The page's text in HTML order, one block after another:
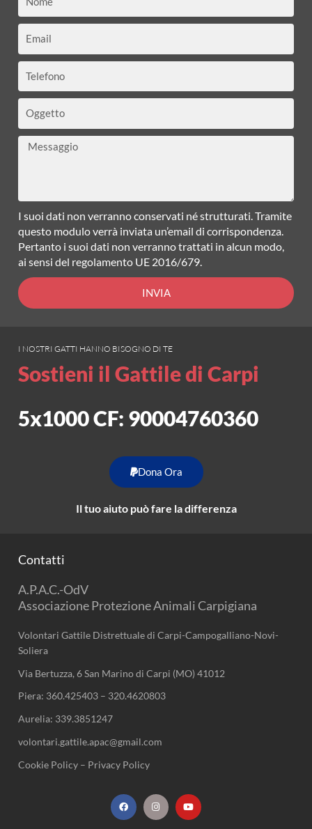
Messaggio
I suoi dati non verranno conservati né strutturati. Tramite
questo modulo verrà inviata un’email di corrispondenza.
Pertanto i suoi dati non verranno trattati in alcun modo,
ai sensi del regolamento UE 2016/679.
INVIA
I NOSTRI GATTI HANNO BISOGNO DI TE
Sostieni il Gattile di Carpi
5x1000 CF: 90004760360
Dona Ora
Il tuo aiuto può fare la differenza
Contatti
A.P.A.C.-OdV
Associazione Protezione Animali Carpigiana
Volontari Gattile Distrettuale di Carpi-Campogalliano-Novi-
Soliera
Via Bertuzza, 6 San Marino di Carpi (MO) 41012
Piera: 360.425403 – 320.4620803
Aurelia: 339.3851247
volontari.gattile.apac@gmail.com
Cookie Policy – Privacy Policy
F
a
I
n
Y
o